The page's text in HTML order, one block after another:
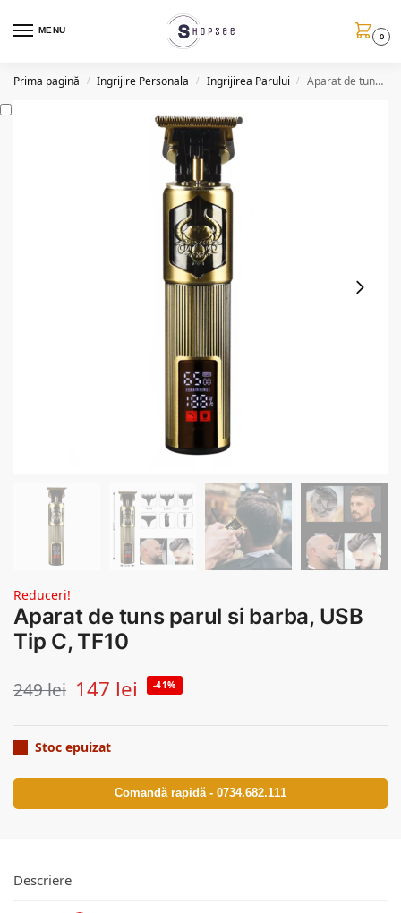
MENU
0
Prima pagină / Ingrijire Personala / Ingrijirea Parului / Aparat de tuns parul si barba, USB Tip C, TF10
Reduceri!
Aparat de tuns parul si barba, USB
Tip C, TF10
249lei 147 lei -41%
Stoc epuizat
Comandă rapidă - 0734.682.111
Descriere